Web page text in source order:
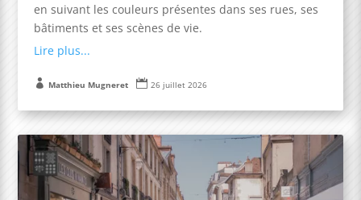
en suivant les couleurs présentes dans ses rues, ses
bâtiments et ses scènes de vie.
Lire plus...
 Matthieu Mugneret  26 juillet 2026